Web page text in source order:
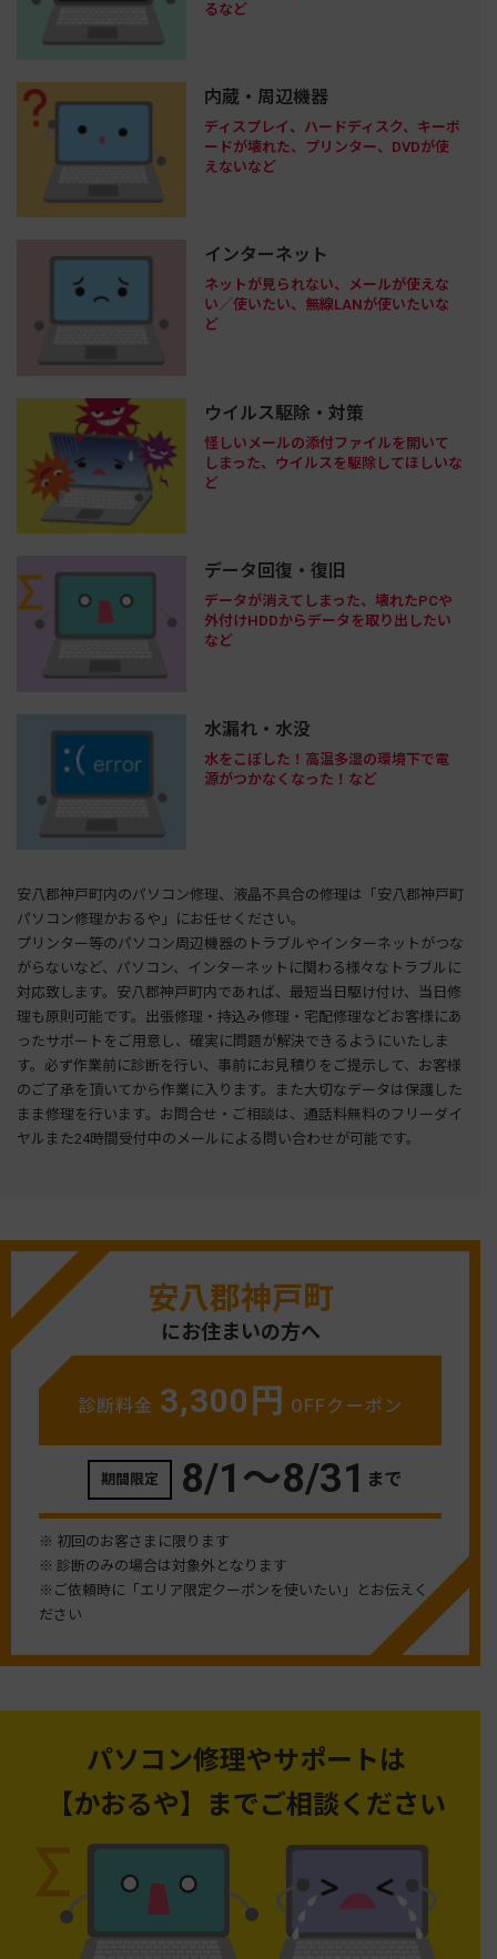
るなど
内蔵・周辺機器
ディスプレイ、ハードディスク、キーボ
ードが壊れた、プリンター、DVDが使
えないなど
インターネット
ネットが見られない、メールが使えな
い／使いたい、無線LANが使いたいな
ど
ウイルス駆除・対策
怪しいメールの添付ファイルを開いて
しまった、ウイルスを駆除してほしいな
ど
データ回復・復旧
データが消えてしまった、壊れたPCや
外付けHDDからデータを取り出したい
など
水漏れ・水没
水をこぼした！高温多湿の環境下で電
源がつかなくなった！など
安八郡神戸町内のパソコン修理、液晶不具合の修理は「安八郡神戸町
パソコン修理かおるや」にお任せください。
プリンター等のパソコン周辺機器のトラブルやインターネットがつな
がらないなど、パソコン、インターネットに関わる様々なトラブルに
対応致します。安八郡神戸町内であれば、最短当日駆け付け、当日修
理も原則可能です。出張修理・持込み修理・宅配修理などお客様にあ
ったサポートをご用意し、確実に問題が解決できるようにいたしま
す。必ず作業前に診断を行い、事前にお見積りをご提示して、お客様
のご了承を頂いてから作業に入ります。また大切なデータは保護した
まま修理を行います。お問合せ・ご相談は、通話料無料のフリーダイ
ヤルまた24時間受付中のメールによる問い合わせが可能です。
安八郡神戸町
にお住まいの方へ
診断料金 3,300円 OFFクーポン
期間限定 8/1〜8/31 まで
※ 初回のお客さまに限ります
※ 診断のみの場合は対象外となります
※ご依頼時に「エリア限定クーポンを使いたい」とお伝えく
ださい
パソコン修理やサポートは
【かおるや】までご相談ください